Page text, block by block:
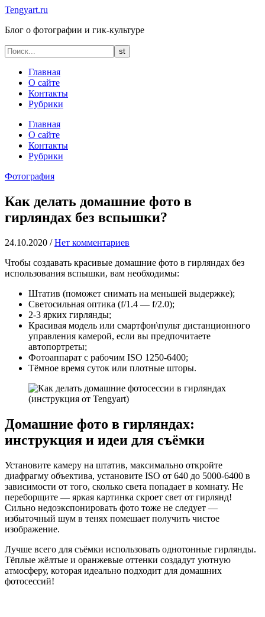
Tengyart.ru
Блог о фотографии и гик-культуре
Главная
О сайте
Контакты
Рубрики
Главная
О сайте
Контакты
Рубрики
Фотография
Как делать домашние фото в
гирляндах без вспышки?
24.10.2020 / Нет комментариев
Чтобы создавать красивые домашние фото в гирляндах без
использования вспышки, вам необходимы:
Штатив (поможет снимать на меньшей выдержке);
Светосильная оптика (f/1.4 — f/2.0);
2-3 ярких гирлянды;
Красивая модель или смартфон\пульт дистанционного
управления камерой, если вы предпочитаете
автопортреты;
Фотоаппарат с рабочим ISO 1250-6400;
Тёмное время суток или плотные шторы.
Домашние фото в гирляндах:
инструкция и идеи для съёмки
Установите камеру на штатив, максимально откройте
диафрагму объектива, установите ISO от 640 до 5000-6400 в
зависимости от того, сколько света попадает в комнату. Не
переборщите — яркая картинка скроет свет от гирлянд!
Сильно недоэкспонировать фото тоже не следует —
избыточный шум в тенях помешает получить чистое
изображение.
Лучше всего для съёмки использовать однотонные гирлянды.
Тёплые жёлтые и оранжевые оттенки создадут уютную
атмосферу, которая идеально подходит для домашних
фотосессий!